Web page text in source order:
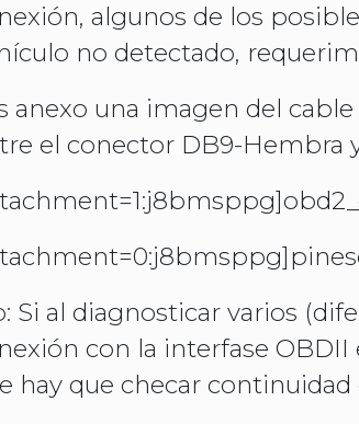
algunos de los
no detectado,
anexo una imagen del
el conector DB9-Hembra
Si al diagnosticar varios
con la interfase
hay que checar